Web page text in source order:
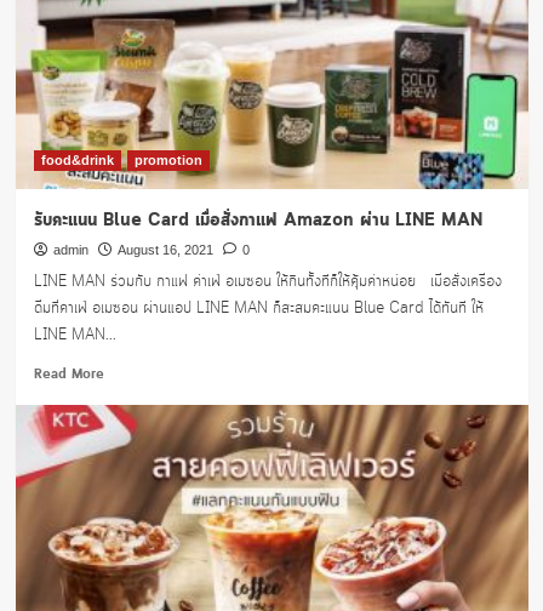
ชั่น
คริสต์มาส
2564
food&drink promotion
รับคะแนน Blue Card เมื่อสั่งกาแฟ Amazon ผ่าน LINE MAN
admin August 16, 2021 0
LINE MAN ร่วมกับ กาแฟ ค่าเฟ่ อเมซอน ให้กินทั้งทีก็ให้คุ้มค่าหน่อย เมื่อสั่งเครื่อง
ดื่มที่คาเฟ่ อเมซอน ผ่านแอป LINE MAN ก็สะสมคะแนน Blue Card ได้ทันที ให้
LINE MAN...
Read MoreRead
about
รับ
เมื่อ
สั่ง
กาแฟ
Amazon